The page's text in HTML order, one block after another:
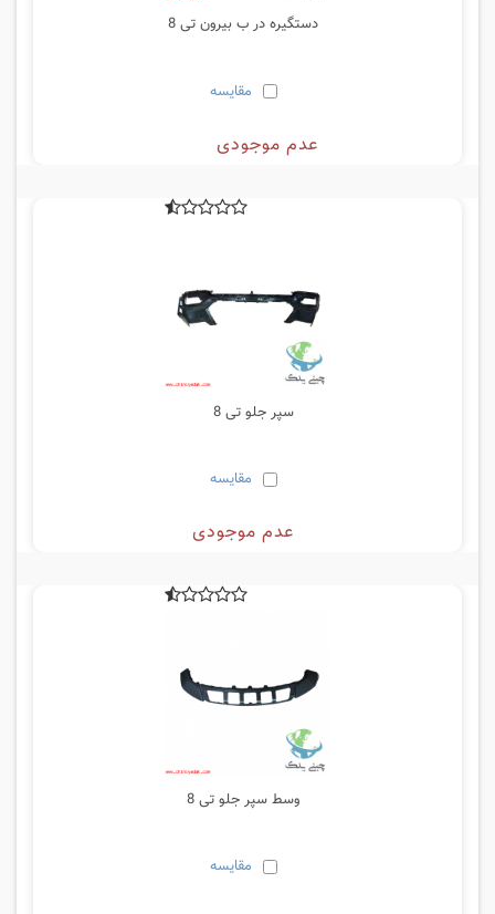
دستگیره در ب بیرون تی 8
مقایسه
عدم موجودی
سپر جلو تی 8
مقایسه
عدم موجودی
وسط سپر جلو تی 8
مقایسه